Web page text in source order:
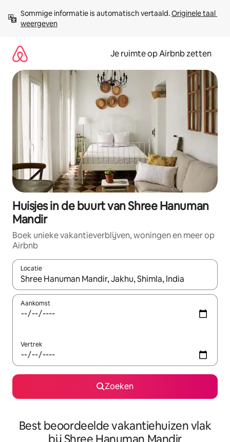
direct
naar
Sommige informatie is automatisch vertaald. Originele taal
weergeven
Je ruimte op Airbnb zetten
Huisjes in de buurt van Shree Hanuman
Mandir
Boek unieke vakantieverblijven, woningen en meer op
Airbnb
Locatie
Wanneer er suggesties beschikbaar zijn, maak je een keuze
Aankomst
Vertrek
Zoeken
Best beoordeelde vakantiehuizen vlak